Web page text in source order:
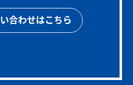
合わせはこちら